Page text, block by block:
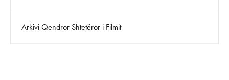
Arkivi Qendror Shtetëror i Filmit